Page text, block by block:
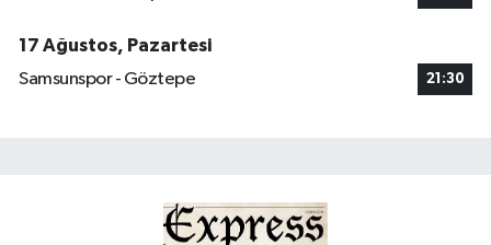
17 Ağustos, Pazartesi
Samsunspor - Göztepe
21:30